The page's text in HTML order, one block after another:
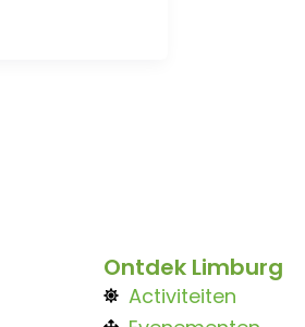
Ontdek Limburg
Activiteiten